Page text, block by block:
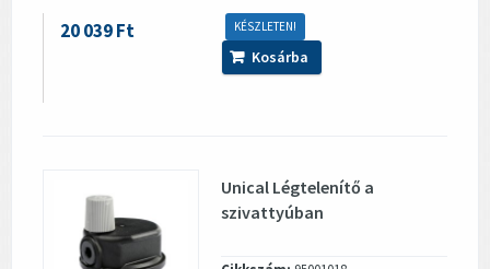
KÉSZLETEN!
20 039 Ft
Kosárba
Unical Légtelenítő a
szivattyúban